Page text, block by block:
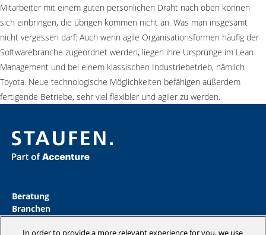
Mitarbeiter mit einem guten persönlichen Draht nach oben können
sich einbringen, die übrigen kommen nicht an. Was man insgesamt
nicht vergessen darf: Auch wenn agile Organisationsformen häufig der
Softwarebranche zugeordnet werden, liegen ihre Ursprünge im Lean
Management und bei einem klassischen Industriebetrieb, nämlich
Toyota. Neue technologische Möglichkeiten befähigen außerdem
fertigende Betriebe, sehr viel flexibler und agiler zu werden.
Beratung
Branchen
In order to provide a more relevant experience for you, we use